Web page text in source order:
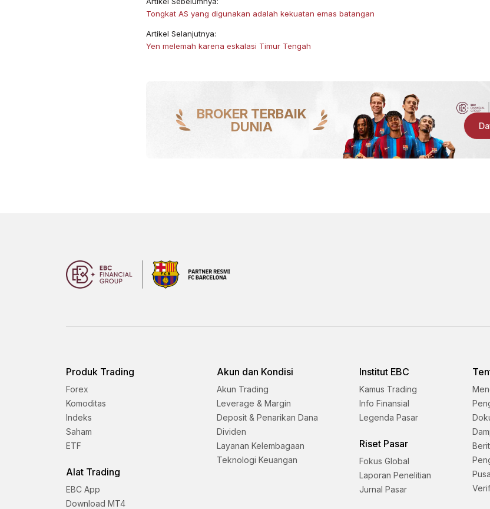
​Tongkat AS yang digunakan adalah kekuatan emas batangan
Artikel Selanjutnya:
Yen melemah karena eskalasi Timur Tengah
BROKER TERBAIK
DUNIA
Produk Trading
Forex
Komoditas
Indeks
Saham
ETF
Alat Trading
EBC App
Download MT4
Akun dan Kondisi
Akun Trading
Leverage & Margin
Deposit & Penarikan Dana
Dividen
Layanan Kelembagaan
Teknologi Keuangan
Institut EBC
Kamus Trading
Info Finansial
Legenda Pasar
Riset Pasar
Fokus Global
Laporan Penelitian
Jurnal Pasar